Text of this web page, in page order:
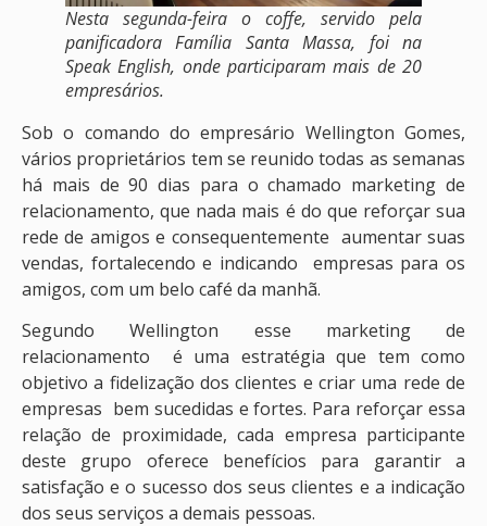
Nesta segunda-feira o coffe, servido pela
panificadora Família Santa Massa, foi na
Speak English, onde participaram mais de 20
empresários.
Sob o comando do empresário Wellington Gomes,
vários proprietários tem se reunido todas as semanas
há mais de 90 dias para o chamado marketing de
relacionamento, que nada mais é do que reforçar sua
rede de amigos e consequentemente aumentar suas
vendas, fortalecendo e indicando empresas para os
amigos, com um belo café da manhã.
Segundo Wellington esse marketing de
relacionamento é uma estratégia que tem como
objetivo a fidelização dos clientes e criar uma rede de
empresas bem sucedidas e fortes. Para reforçar essa
relação de proximidade, cada empresa participante
deste grupo oferece benefícios para garantir a
satisfação e o sucesso dos seus clientes e a indicação
dos seus serviços a demais pessoas.